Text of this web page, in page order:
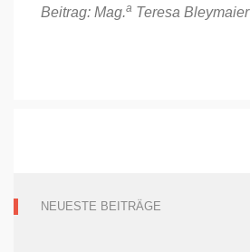
Beitrag: Mag.a Teresa Bleymaier
NEUESTE BEITRÄGE